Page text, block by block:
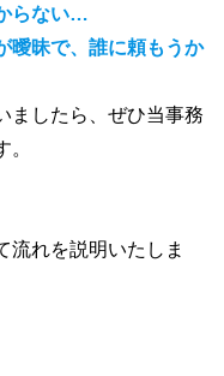
らない…
曖昧で、誰に頼もうか
ましたら、ぜひ当事務
流れを説明いたしま